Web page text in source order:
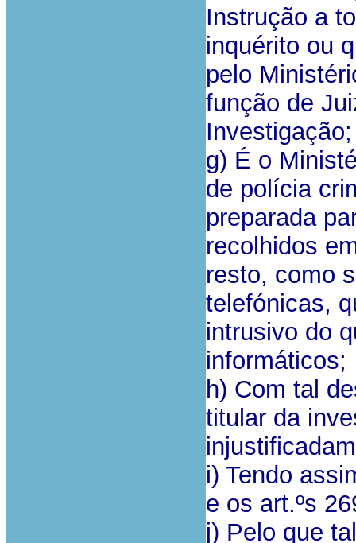
Instrução a
inquérito ou
pelo
função de
Investigação;
g) É o
de polícia
preparada
recolhidos
resto, como
telefónicas,
intrusivo do
informáticos;
h) Com tal
titular da
i) Tendo
e os art.ºs
j) Pelo que